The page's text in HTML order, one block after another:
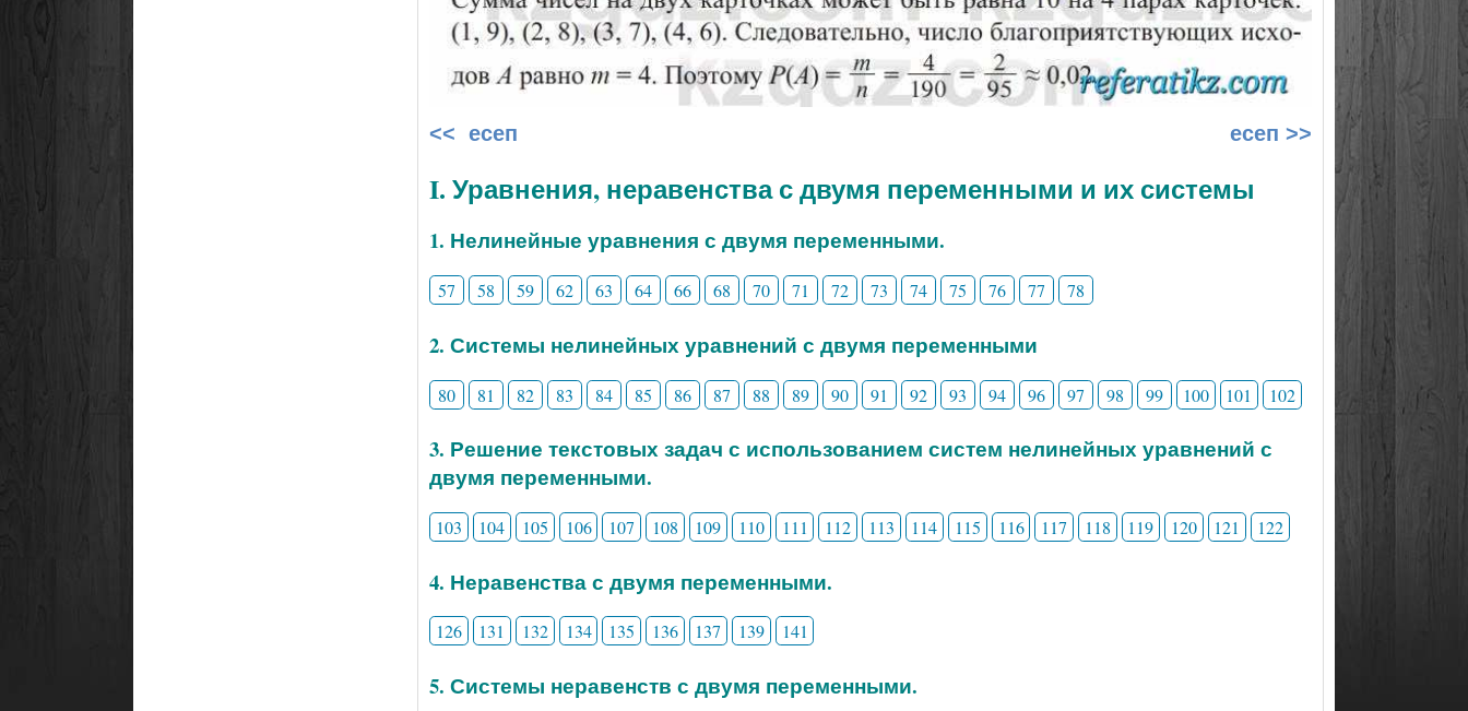
<< есеп есеп >>
I. Уравнения, неравенства с двумя переменными и их системы
1. Нелинейные уравнения с двумя переменными.
57 58 59 62 63 64 66 68 70 71 72 73 74 75 76 77 78
2. Системы нелинейных уравнений с двумя переменными
80 81 82 83 84 85 86 87 88 89 90 91 92 93 94 96 97 98 99 100 101 102
3. Решение текстовых задач с использованием систем нелинейных уравнений с
двумя переменными.
103 104 105 106 107 108 109 110 111 112 113 114 115 116 117 118 119 120 121 122
4. Неравенства с двумя переменными.
126 131 132 134 135 136 137 139 141
5. Системы неравенств с двумя переменными.